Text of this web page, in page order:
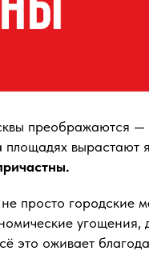
преображаются —
площадях
просто городские
угощения,
это оживает